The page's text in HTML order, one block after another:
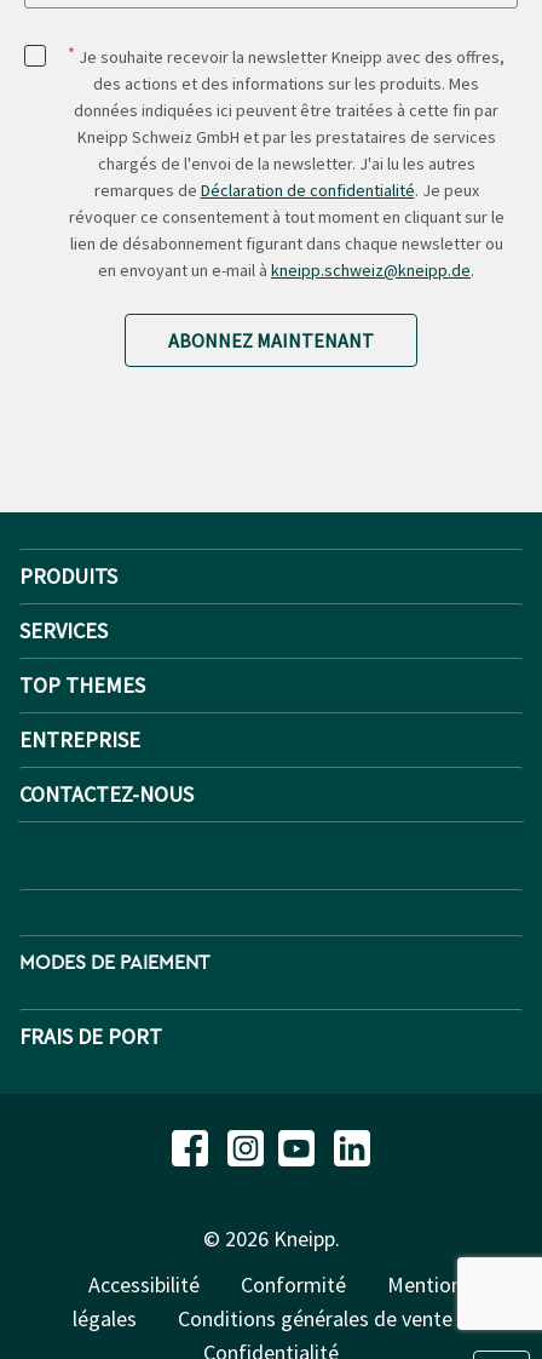
* Je souhaite recevoir la newsletter Kneipp avec des offres,
des actions et des informations sur les produits. Mes
données indiquées ici peuvent être traitées à cette fin par
Kneipp Schweiz GmbH et par les prestataires de services
chargés de l'envoi de la newsletter. J'ai lu les autres
remarques de Déclaration de confidentialité. Je peux
révoquer ce consentement à tout moment en cliquant sur le
lien de désabonnement figurant dans chaque newsletter ou
en envoyant un e-mail à kneipp.schweiz@kneipp.de.
ABONNEZ MAINTENANT
PRODUITS
SERVICES
TOP THEMES
ENTREPRISE
CONTACTEZ-NOUS
MODES DE PAIEMENT
FRAIS DE PORT
© 2026 Kneipp.
Accessibilité
Conformité
Mentions
légales
Conditions générales de vente
Confidentialité